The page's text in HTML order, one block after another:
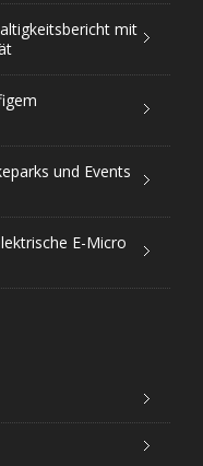
mit
und Events
E-Micro